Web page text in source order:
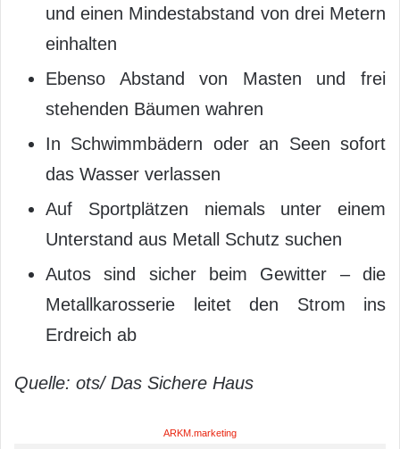
und einen Mindestabstand von drei Metern
einhalten
Ebenso Abstand von Masten und frei
stehenden Bäumen wahren
In Schwimmbädern oder an Seen sofort
das Wasser verlassen
Auf Sportplätzen niemals unter einem
Unterstand aus Metall Schutz suchen
Autos sind sicher beim Gewitter – die
Metallkarosserie leitet den Strom ins
Erdreich ab
Quelle: ots/ Das Sichere Haus
ARKM.marketing